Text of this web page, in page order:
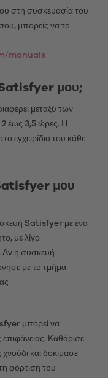
στη συσκευασία του
μπορείς να το
manuals
Satisfyer μου;
μεταξύ των
2 έως 3,5 ώρες. Η
εγχειρίδιο του κάθε
μου
Satisfyer με ένα
με λίγο
Αν η συσκευή
με το τμήμα
μπορεί να
Καθάρισε
χνούδι και δοκίμασε
φόρτιση του